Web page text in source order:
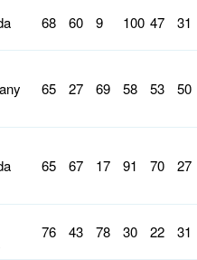
68 60 9 100 47 31
65 27 69 58 53 50
65 67 17 91 70 27
76 43 78 30 22 31